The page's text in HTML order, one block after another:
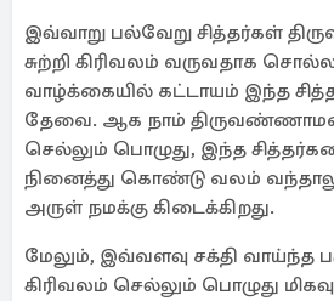
இவ்வாறு பல்வேறு சித்தர்கள்
சுற்றி கிரிவலம் வருவதாக
வாழ்க்கையில் கட்டாயம் இந்த
தேவை. ஆக நாம்
செல்லும் பொழுது, இந்த
நினைத்து கொண்டு வலம்
அருள் நமக்கு கிடைக்கிறது.
மேலும், இவ்வளவு சக்தி வாய்ந்த
கிரிவலம் செல்லும் பொழுது